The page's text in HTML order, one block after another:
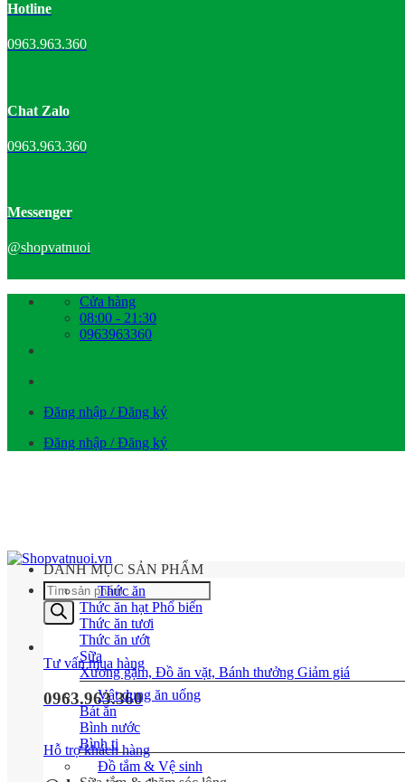
Hotline
0963.963.360
Chat Zalo
0963.963.360
Messenger
@shopvatnuoi
Cửa hàng
08:00 - 21:30
0963963360
Đăng nhập / Đăng ký
Đăng nhập / Đăng ký
Tìm
kiếm
sản
Tư vấn mua hàng
0963.963.360
Hỗ trợ khách hàng
DANH MỤC SẢN PHẨM
Thức ăn
Thức ăn hạt
Thức ăn tươi
Thức ăn ướt
Sữa
Xương gặm, Đồ ăn vặt, Bánh thưởng
Vật dụng ăn uống
Bát ăn
Bình nước
Bình ti
Đồ tắm & Vệ sinh